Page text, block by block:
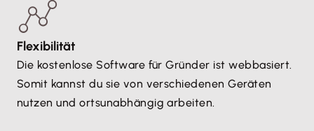
Flexibilität
Die kostenlose Software für Gründer ist webbasiert.
Somit kannst du sie von verschiedenen Geräten
nutzen und ortsunabhängig arbeiten.